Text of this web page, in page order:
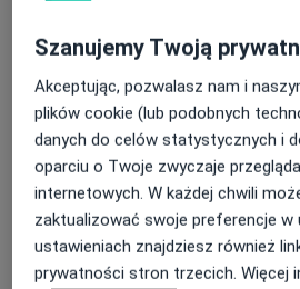
Konsultacja psychologiczna
młodzieży
210 zł Szczegóły
Konsultacja psychologiczna rodzice
210 zł Szczegóły
Terapia par
300 zł Szczegóły
Szanujemy Twoją
Akceptując, pozwalasz nam i
plików cookie (lub podobnych
danych do celów statystycznych i
oparciu o Twoje zwyczaje
internetowych. W każdej chwili
zaktualizować swoje preferencje w
ustawieniach znajdziesz również
prywatności stron trzecich. Więcej